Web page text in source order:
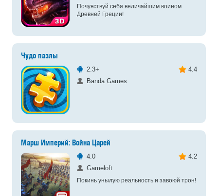
Почувствуй себя величайшим воином
Древней Греции!
Чудо пазлы
2.3+
4.4
Banda Games
Марш Империй: Война Царей
4.0
4.2
Gameloft
Покинь унылую реальность и завоюй трон!